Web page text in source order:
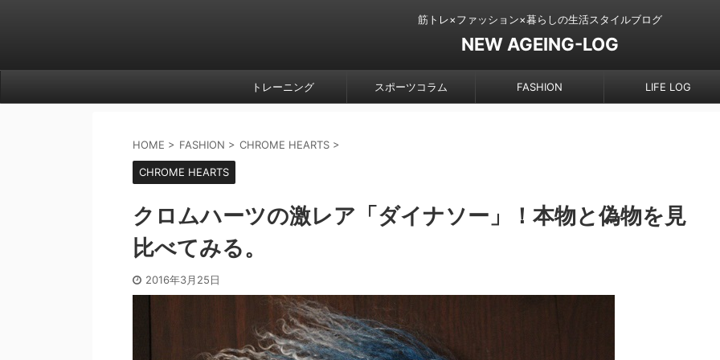
筋トレ×ファッション×暮らしの生活スタイルブログ
NEW AGEING-LOG
トレーニング スポーツコラム FASHION LIFE LOG
HOME > FASHION > CHROME HEARTS >
CHROME HEARTS
クロムハーツの激レア「ダイナソー」！本物と偽物を見
比べてみる。
2016年3月25日